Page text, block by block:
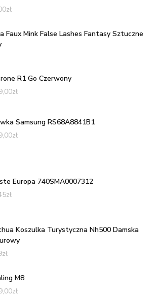
zł
Faux Mink False Lashes Fantasy Sztuczne
R1 Go Czerwony
zł
Samsung RS68A8841B1
zł
Europa 740SMA0007312
zł
Koszulka Turystyczna Nh500 Damska
zł
M8
zł